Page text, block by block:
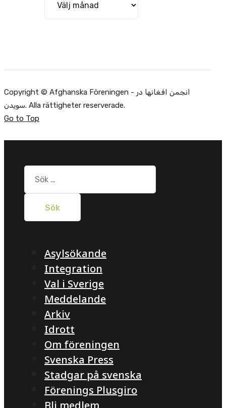
Copyright © Afghanska Föreningen - انجمن افغانها در
سویدن. Alla rättigheter reserverade.
Go to Top
Sök
efter:
Asylsökande
Integration
Val i Sverige
Meddelande
Arkiv
Idrott
Om föreningen
Svenska Press
Stadgar på svenska
Förenings Plusgiro